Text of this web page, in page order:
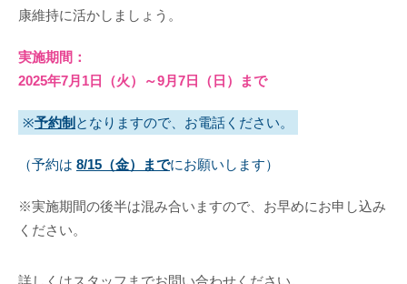
康維持に活かしましょう。
実施期間：
2025年7月1日（火）～9月7日（日）まで
※予約制 となりますので、お電話ください。
（予約は 8/15（金）までにお願いします）
※実施期間の後半は混み合いますので、お早めにお申し込み
ください。
詳しくはスタッフまでお問い合わせください。